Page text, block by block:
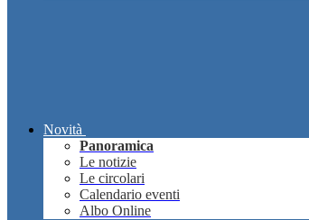
Novità
Panoramica
Le notizie
Le circolari
Calendario eventi
Albo Online